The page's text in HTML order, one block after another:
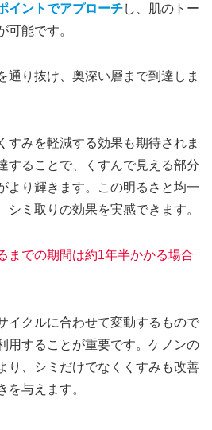
イントでアプローチし、肌のトー
可能です。
通り抜け、奥深い層まで到達しま
すみを軽減する効果も期待されま
することで、くすんで見える部分
より輝きます。この明るさと均一
シミ取りの効果を実感できます。
までの期間は約1年半かかる場合
イクルに合わせて変動するもので
用することが重要です。ケノンの
り、シミだけでなくくすみも改善
を与えます。